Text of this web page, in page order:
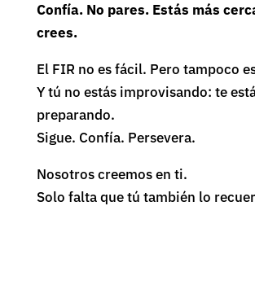
Confía. No pares. Estás más
crees.
El FIR no es fácil. Pero tampoco
Y tú no estás improvisando: te
preparando.
Sigue. Confía. Persevera.
Nosotros creemos en ti.
Solo falta que tú también lo